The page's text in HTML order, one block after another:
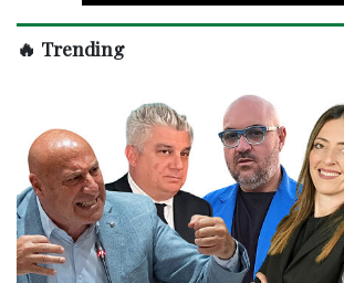
🔥 Trending